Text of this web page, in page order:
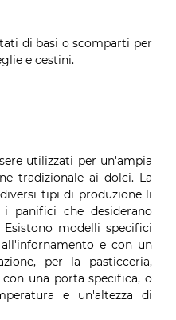
di basi o scomparti per
e cestini.
utilizzati per un'ampia
tradizionale ai dolci. La
tipi di produzione li
panifici che desiderano
modelli specifici
e con un
per la pasticceria,
una porta specifica, o
e un'altezza di